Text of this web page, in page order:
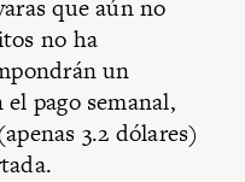
que aún no
no ha
un
pago semanal,
3.2 dólares)